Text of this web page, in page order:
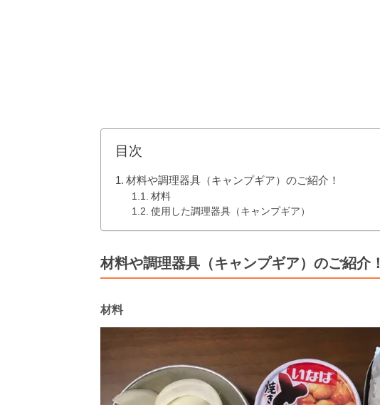
目次
材料や調理器具（キャンプギア）のご紹介！
材料
使用した調理器具（キャンプギア）
材料や調理器具（キャンプギア）のご紹介！
材料